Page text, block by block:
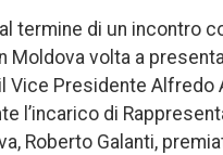
termine di un incontro
Moldova volta a
Vice Presidente
l’incarico di
Roberto Galanti,